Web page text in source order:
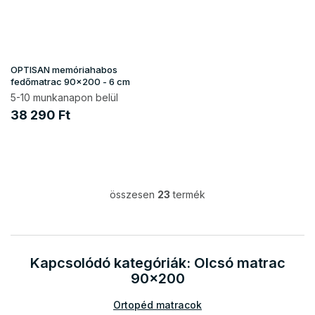
OPTISAN memóriahabos
fedőmatrac 90x200 - 6 cm
5-10 munkanapon belül
38 290 Ft
L
t
i
r
n
összesen 23 termék
Kapcsolódó kategóriák: Olcsó matrac
90x200
Ortopéd matracok